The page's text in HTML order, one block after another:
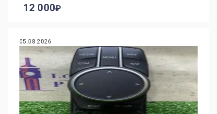
12 000
05.08.2026